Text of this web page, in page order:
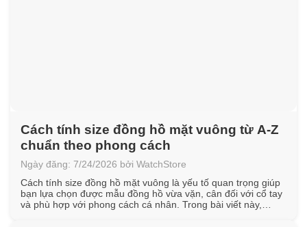
Cách tính size đồng hồ mặt vuông từ A-Z
chuẩn theo phong cách
Ngày đăng: 7/24/2026 bởi WatchStore
Cách tính size đồng hồ mặt vuông là yếu tố quan trọng giúp
bạn lựa chọn được mẫu đồng hồ vừa vặn, cân đối với cổ tay
và phù hợp với phong cách cá nhân. Trong bài viết này,